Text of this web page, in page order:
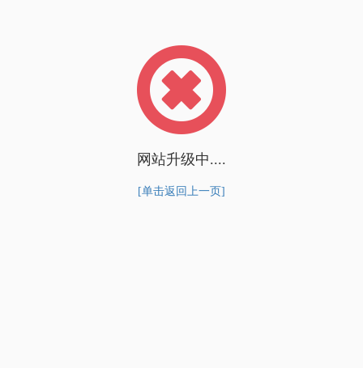
网站升级中....
[单击返回上一页]